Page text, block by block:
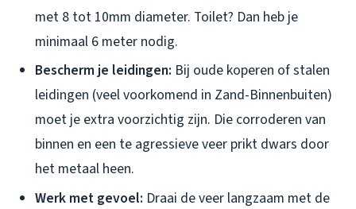
met 8 tot 10mm diameter. Toilet? Dan heb je
minimaal 6 meter nodig.
Bescherm je leidingen: Bij oude koperen of stalen
leidingen (veel voorkomend in Zand-Binnenbuiten)
moet je extra voorzichtig zijn. Die corroderen van
binnen en een te agressieve veer prikt dwars door
het metaal heen.
Werk met gevoel: Draai de veer langzaam met de